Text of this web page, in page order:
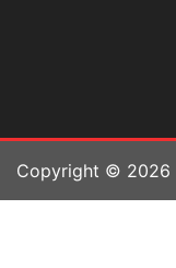
Copyright © 2026